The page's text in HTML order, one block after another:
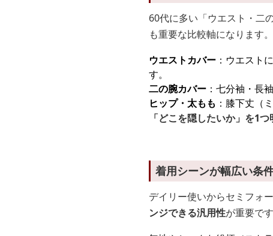
60代に多い「ウエスト・二
も重要な比較軸になります。
ウエストカバー ：ウエスト
す。
二の腕カバー ：七分袖・長
ヒップ・太もも ：膝下丈（
「どこを隠したいか」を1
着用シーンが幅広い条
デイリー使いからセミフォ
ンジできる汎用性が重要です